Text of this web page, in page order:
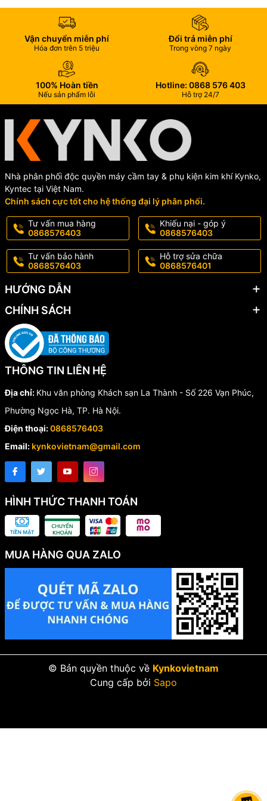
sử dụng Lưỡi cưa gỗ TCT KYNKO, cụ thể như:
1. Lưỡi cưa cứng cáp, đồng đều
2. Cảm nhận lưỡi cắt ngọt, nhẹ, không bị rung, tiếng ồn thấp
THÔNG SỐ CHÍNH CỦA SẢN PHẨM
SKU
ĐƯỜNG KÍNH
SỐ RĂNG
KIỂU RĂNG
ĐỘ RỘNG MẠCH CẮT 1.8mm
ĐƯỜNG KÍNH LỖ TRỤC 20 mm
Vận chuyển miễn phí
Hóa đơn trên 5 triệu
Đổi trả miễn phí
Trong vòng 7 ngày
100% Hoàn tiền
Nếu sản phẩm lỗi
Hotline: 0868 576 403
Hỗ trợ 24/7
Nhà phân phối độc quyền máy cầm tay & phụ kiện kim khí Kynko,
Kyntec tại Việt Nam.
Chính sách cực tốt cho hệ thống đại lý phân phối.
Tư vấn mua hàng
0868576403
Khiếu nại - góp ý
0868576403
Tư vấn bảo hành
0868576403
Hỗ trợ sửa chữa
0868576401
HƯỚNG DẪN
CHÍNH SÁCH
THÔNG TIN LIÊN HỆ
Địa chỉ: Khu văn phòng Khách sạn La Thành - Số 226 Vạn Phúc,
Phường Ngọc Hà, TP. Hà Nội.
Điện thoại:0868576403
Email: kynkovietnam@gmail.com
HÌNH THỨC THANH TOÁN
MUA HÀNG QUA ZALO
© Bản quyền thuộc về Kynkovietnam
Cung cấp bởi Sapo